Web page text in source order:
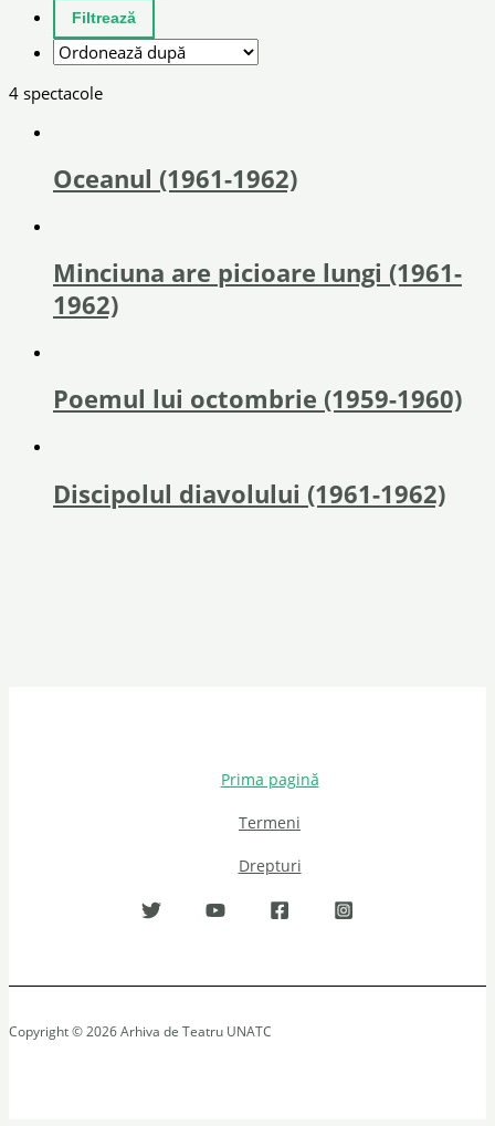
4 spectacole
Oceanul (1961-1962)
Minciuna are picioare lungi (1961-
1962)
Poemul lui octombrie (1959-1960)
Discipolul diavolului (1961-1962)
Prima pagină
Termeni
Drepturi
Copyright © 2026 Arhiva de Teatru UNATC